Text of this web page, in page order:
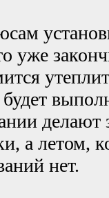
уже
будет
делают
а летом,
нет.